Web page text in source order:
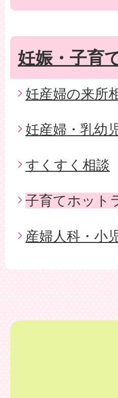
妊娠・子育
妊産婦の来所
妊産婦・乳幼
すくすく相談
子育てホット
産婦人科・小